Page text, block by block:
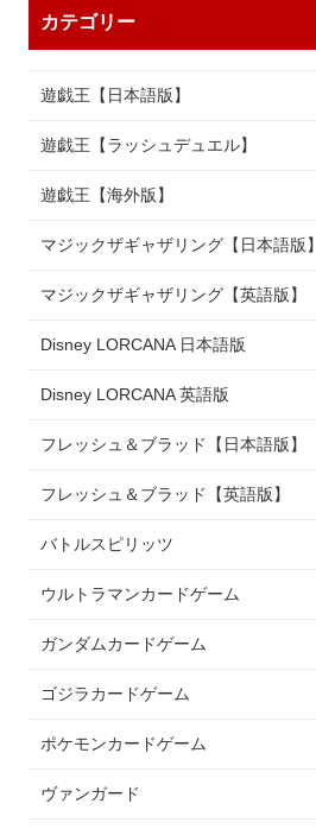
カテゴリー
遊戯王【日本語版】
遊戯王【ラッシュデュエル】
遊戯王【海外版】
マジックザギャザリング【日本語版】
マジックザギャザリング【英語版】
Disney LORCANA 日本語版
Disney LORCANA 英語版
フレッシュ＆ブラッド【日本語版】
フレッシュ＆ブラッド【英語版】
バトルスピリッツ
ウルトラマンカードゲーム
ガンダムカードゲーム
ゴジラカードゲーム
ポケモンカードゲーム
ヴァンガード